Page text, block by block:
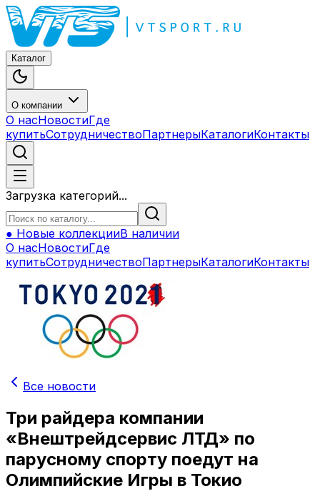
Каталог
О компании
О насНовостиГде
купитьСотрудничествоПартнерыКаталогиКонтакты
Загрузка категорий...
● Новые коллекцииВ наличии
О насНовостиГде
купитьСотрудничествоПартнерыКаталогиКонтакты
Все новости
Три райдера компании
«Внештрейдсервис ЛТД» по
парусному спорту поедут на
Олимпийские Игры в Токио